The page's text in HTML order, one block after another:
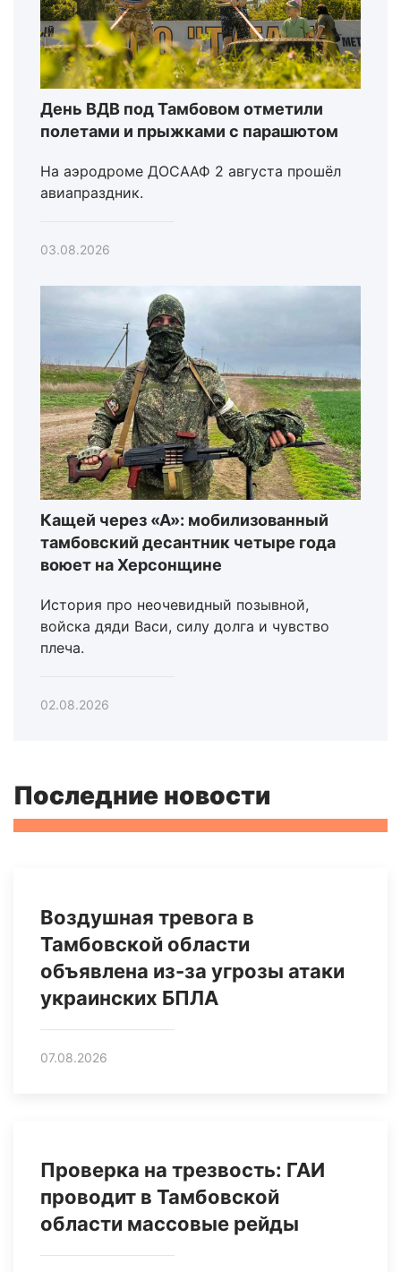
День ВДВ под Тамбовом отметили
полетами и прыжками с парашютом
На аэродроме ДОСААФ 2 августа прошёл
авиапраздник.
03.08.2026
Кащей через «А»: мобилизованный
тамбовский десантник четыре года
воюет на Херсонщине
История про неочевидный позывной,
войска дяди Васи, силу долга и чувство
плеча.
02.08.2026
Последние новости
Воздушная тревога в
Тамбовской области
объявлена из-за угрозы атаки
украинских БПЛА
07.08.2026
Проверка на трезвость: ГАИ
проводит в Тамбовской
области массовые рейды